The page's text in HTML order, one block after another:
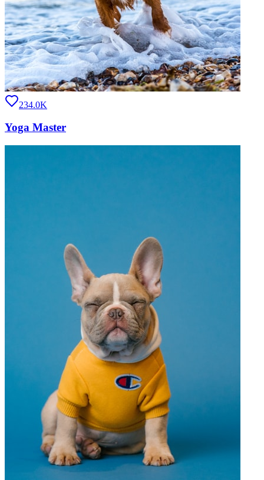
234.0K
Yoga Master